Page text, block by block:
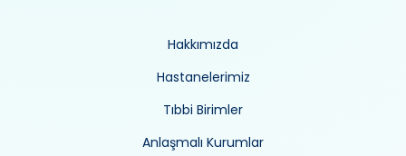
Hakkımızda
Hastanelerimiz
Tıbbi Birimler
Anlaşmalı Kurumlar